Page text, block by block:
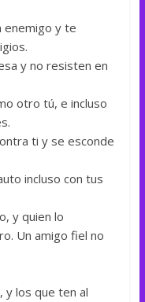
enemigo y te
y no resisten en
otro tú, e incluso
ti y se esconde
incluso con tus
y quien lo
Un amigo fiel no
y los que ten al